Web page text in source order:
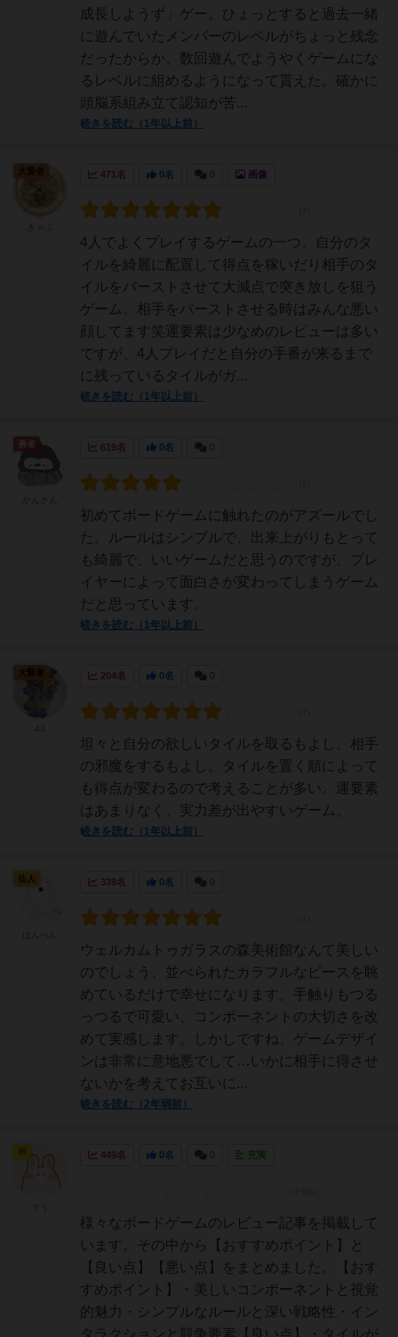
成長しようず」ゲー。ひょっとすると過去一緒
に遊んでいたメンバーのレベルがちょっと残念
だったからか、数回遊んでようやくゲームにな
るレベルに組めるようになって貰えた。確かに
頭脳系組み立て認知が苦...
続きを読む（1年以上前）
471名 0名 画像
4人でよくプレイするゲームの一つ。自分のタ
イルを綺麗に配置して得点を稼いだり相手のタ
イルをバーストさせて大減点で突き放しを狙う
ゲーム。相手をバーストさせる時はみんな悪い
顔してます笑運要素は少なめのレビューは多い
ですが、4人プレイだと自分の手番が来るまで
に残っているタイルがガ...
続きを読む（1年以上前）
大賢者
619名 0名
初めてボードゲームに触れたのがアズールでし
た。ルールはシンプルで、出来上がりもとって
も綺麗で、いいゲームだと思うのですが、プレ
イヤーによって面白さが変わってしまうゲーム
だと思っています。
続きを読む（1年以上前）
勇者
204名 0名
坦々と自分の欲しいタイルを取るもよし、相手
の邪魔をするもよし。タイルを置く順によって
も得点が変わるので考えることが多い。運要素
はあまりなく、実力差が出やすいゲーム。
続きを読む（1年以上前）
大賢者
339名 0名
ウェルカムトゥガラスの森美術館なんて美しい
のでしょう、並べられたカラフルなピースを眺
めているだけで幸せになります。手触りもつる
っつるで可愛い、コンポーネントの大切さを改
めて実感します。しかしですね、ゲームデザイ
ンは非常に意地悪でして…いかに相手に得させ
ないかを考えてお互いに...
続きを読む（2年弱前）
仙人
449名 0名 充実
様々なボードゲームのレビュー記事を掲載して
います。その中から【おすすめポイント】と
【良い点】【悪い点】をまとめました。【おす
すめポイント】・美しいコンポーネントと視覚
的魅力・シンプルなルールと深い戦略性・イン
タラクションと競争要素【良い点】・タイルが